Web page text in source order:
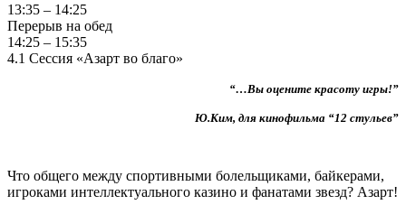
13:35 – 14:25
Перерыв на обед
14:25 – 15:35
4.1 Сессия «Азарт во благо»
“…Вы оцените красоту игры!”
Ю.Ким, для кинофильма “12 стульев”
Что общего между спортивными болельщиками, байкерами,
игроками интеллектуального казино и фанатами звезд? Азарт!